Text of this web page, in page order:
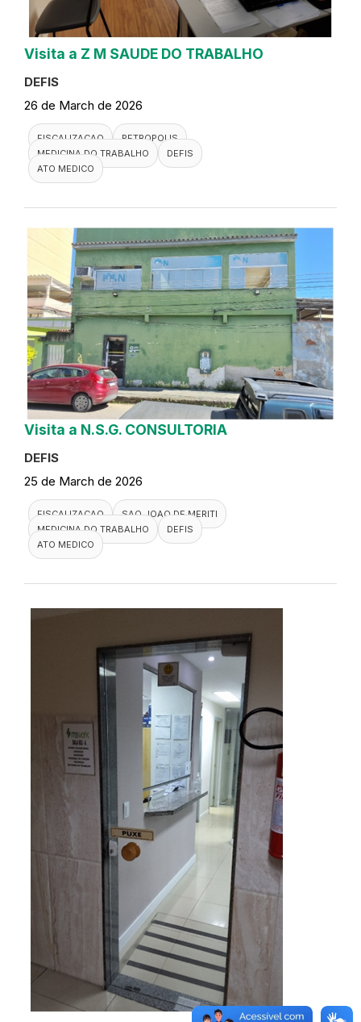
Visita a Z M SAUDE DO TRABALHO
DEFIS
26 de March de 2026
FISCALIZACAO
PETROPOLIS
MEDICINA DO TRABALHO
DEFIS
ATO MEDICO
Visita a N.S.G. CONSULTORIA
DEFIS
25 de March de 2026
FISCALIZACAO
SAO JOAO DE MERITI
MEDICINA DO TRABALHO
DEFIS
ATO MEDICO